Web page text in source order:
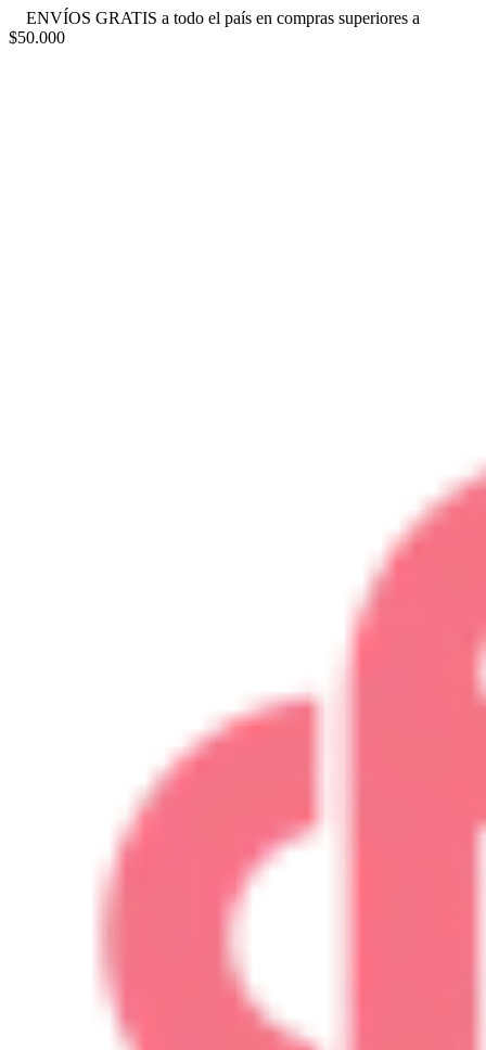
ENVÍOS GRATIS a todo el país en compras superiores a
$50.000